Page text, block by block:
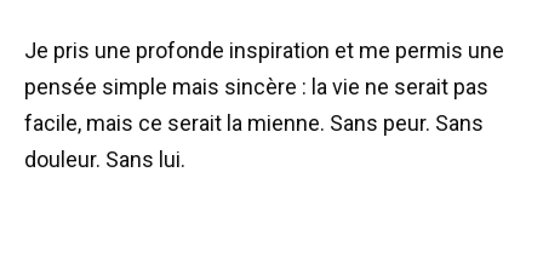
Je pris une profonde inspiration et me permis une
pensée simple mais sincère : la vie ne serait pas
facile, mais ce serait la mienne. Sans peur. Sans
douleur. Sans lui.